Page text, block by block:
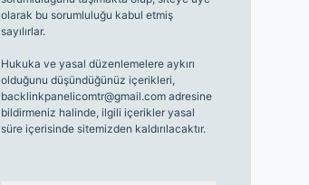
olarak bu sorumluluğu kabul etmiş
sayılırlar.
Hukuka ve yasal düzenlemelere aykırı
olduğunu düşündüğünüz içerikleri,
backlinkpanelicomtr@gmail.comadresine
bildirmeniz halinde, ilgili içerikler yasal
süre içerisinde sitemizden kaldırılacaktır.